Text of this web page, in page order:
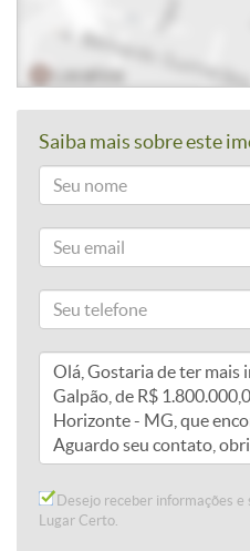
Saiba mais sobre este
Desejo receber informações
Lugar Certo.